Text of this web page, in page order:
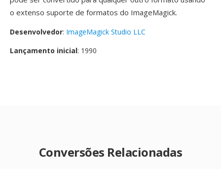
o extenso suporte de formatos do ImageMagick.
Desenvolvedor: ImageMagick Studio LLC
Lançamento inicial: 1990
Conversões Relacionadas